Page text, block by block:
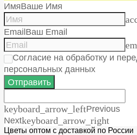
ИмяВаше Имя
EmailВаш Email
Согласие на обработку и
персональных данных
Отправить
keyboard_arrow_leftPrevious
Nextkeyboard_arrow_right
Цветы оптом с доставкой по России